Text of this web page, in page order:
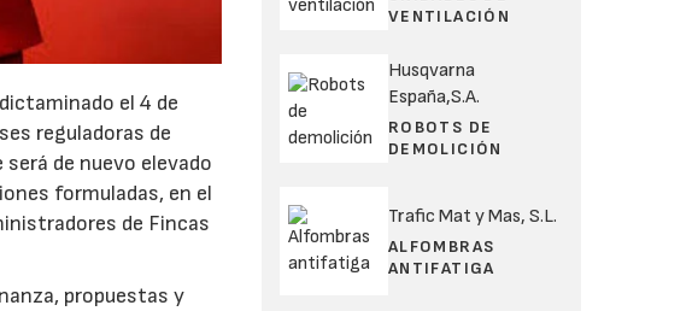
el 4 de
reguladoras de
de nuevo elevado
formuladas, en el
de Fincas
propuestas y
VENTILACIÓN
Husqvarna
España,S.A.
ROBOTS DE
DEMOLICIÓN
Trafic Mat y Mas, S.L.
ALFOMBRAS
ANTIFATIGA